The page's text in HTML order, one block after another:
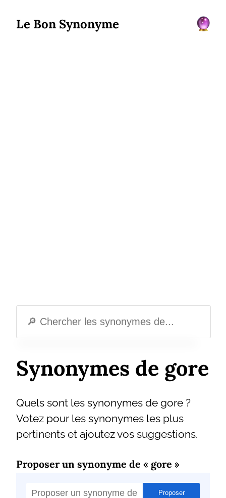
Le Bon Synonyme
Synonymes de gore
Quels sont les synonymes de gore ?
Votez pour les synonymes les plus
pertinents et ajoutez vos suggestions.
Proposer un synonyme de « gore »